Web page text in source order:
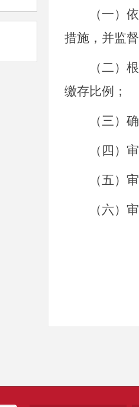
（一）依
措施，并监
（二）根
缴存比例；
（三）确
（四）审
（五）审
（六）审